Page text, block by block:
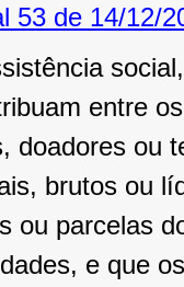
53 de 14/12/
entre
doadores ou
brutos ou
ou parcelas
e que